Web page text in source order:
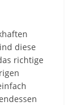
diese
richtige